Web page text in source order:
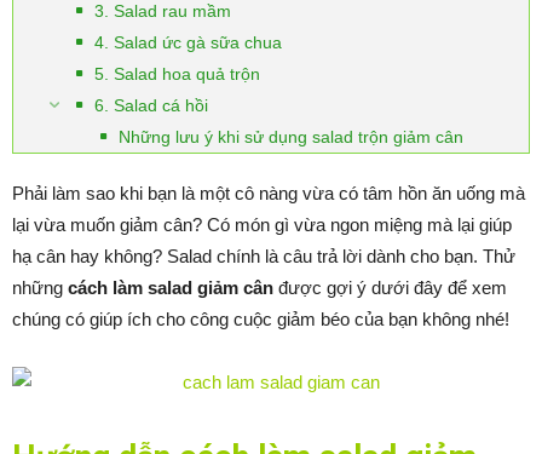
3. Salad rau mầm
4. Salad ức gà sữa chua
5. Salad hoa quả trộn
6. Salad cá hồi
Những lưu ý khi sử dụng salad trộn giảm cân
Phải làm sao khi bạn là một cô nàng vừa có tâm hồn ăn uống mà
lại vừa muốn giảm cân? Có món gì vừa ngon miệng mà lại giúp
hạ cân hay không? Salad chính là câu trả lời dành cho bạn. Thử
những cách làm salad giảm cân được gợi ý dưới đây để xem
chúng có giúp ích cho công cuộc giảm béo của bạn không nhé!